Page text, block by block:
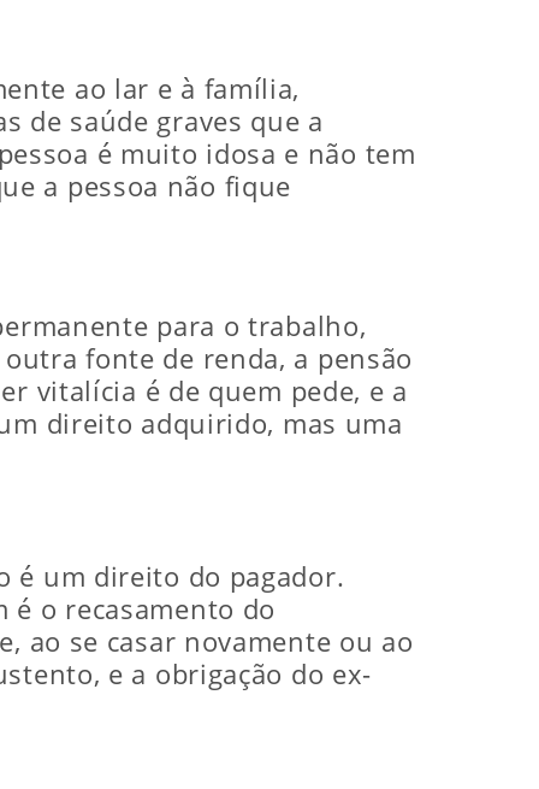
ao lar e à família,
de saúde graves que a
é muito idosa e não tem
a pessoa não fique
para o trabalho,
fonte de renda, a pensão
vitalícia é de quem pede, e a
direito adquirido, mas uma
é um direito do pagador.
é o recasamento do
ao se casar novamente ou ao
e a obrigação do ex-